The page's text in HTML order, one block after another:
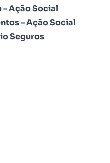
Ação Social
– Ação Social
Seguros